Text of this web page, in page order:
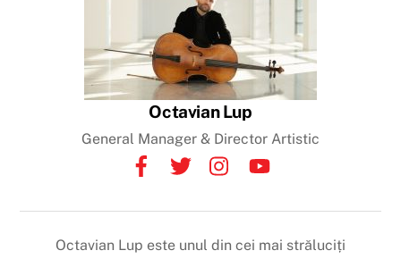
Octavian Lup
General Manager & Director Artistic
Octavian Lup este unul din cei mai străluciți